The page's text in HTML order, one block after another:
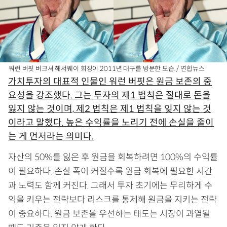
워런 버핏 버크셔 해서웨이 회장이 2011년 대구를 방문한 모습. / 연합뉴스
가치투자의 대표적 인물인 워런 버핏은 원금 보존의 중
요성을 강조했다. 그는 투자의 제1 법칙은 절대로 돈을
잃지 않는 것이며, 제2 법칙은 제1 법칙을 잊지 않는 것
이라고 말했다. 높은 수익률을 노리기 전에 손실을 줄이
는 게 먼저라는 의미다.
자산의 50%를 잃은 후 원금을 회복하려면 100%의 수익률
이 필요하다. 손실 폭이 커질수록 원금 회복에 필요한 시간
과 노력도 함께 커진다. 그래서 투자 초기에는 무리하게 수
익을 키우는 전략보다 리스크를 통제해 원금을 지키는 전략
이 중요하다. 원금 보존을 우선하는 태도는 시장이 과열될